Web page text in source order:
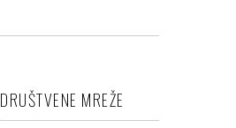
DRUŠTVENE MREŽE